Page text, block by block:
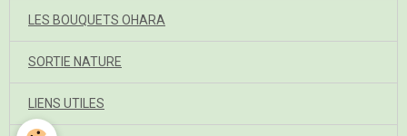
LES BOUQUETS OHARA
SORTIE NATURE
LIENS UTILES